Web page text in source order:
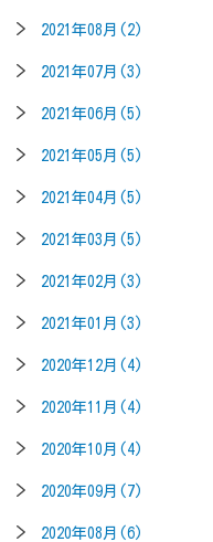
2021年08月(2)
2021年07月(3)
2021年06月(5)
2021年05月(5)
2021年04月(5)
2021年03月(5)
2021年02月(3)
2021年01月(3)
2020年12月(4)
2020年11月(4)
2020年10月(4)
2020年09月(7)
2020年08月(6)